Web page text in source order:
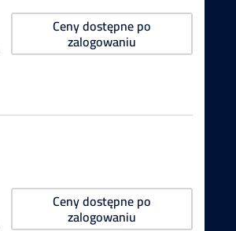
Ceny dostępne po
zalogowaniu
Ceny dostępne po
zalogowaniu